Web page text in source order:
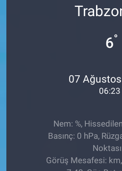
6°
07
06:23
Nem: %,
Basınç: 0 hPa,
Görüş Mesafesi:
Ege'den Esintiler
Gerçeğin İzinde
Gün Başlıyor